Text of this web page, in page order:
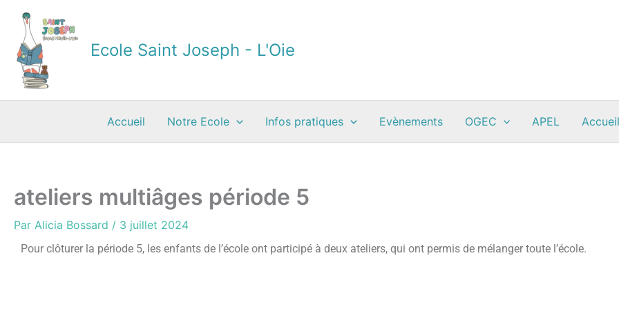
contenu
Ecole Saint Joseph - L'Oie
Accueil Notre Ecole Infos pratiques Evènements OGEC APEL
ateliers multiâges période 5
Par Alicia Bossard / 3 juillet 2024
Pour clôturer la période 5, les enfants de l’école ont participé à deux ateliers, qui ont permis de mélanger toute l’école.